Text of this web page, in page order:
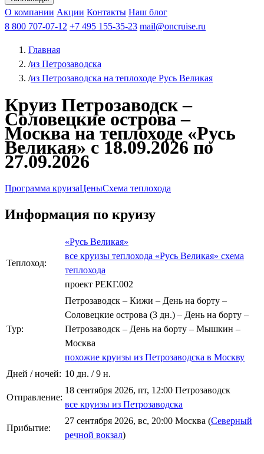
Чебоксарыиз Волгоградаиз Саратова Все города
КазаньВ Нижний НовгородВ ПермьВ Ростов-на-Дону
РыбинскНа СоловкиНа ВалаамПо ОкеПо Енисею
Афанасий Никитин Октябрьская революция
ФединАлександр СвешниковИван
МироновА.С.Попов
О компании Акции Контакты Наш блог
8 800 707-07-12 +7 495 155-35-23 mail@oncruise.ru
Главная
/из Петрозаводска
/из Петрозаводска на теплоходе Русь Великая
Круиз Петрозаводск –
Соловецкие острова –
Москва на теплоходе «Русь
Великая» с 18.09.2026 по
27.09.2026
Программа круизаЦеныСхема теплохода
Информация по круизу
Теплоход:
«Русь Великая»
все круизы теплохода «Русь Великая» схема
теплохода
проект РЕКГ.002
Тур:
Петрозаводск – Кижи – День на борту –
Соловецкие острова (3 дн.) – День на борту –
Петрозаводск – День на борту – Мышкин –
Москва
похожие круизы из Петрозаводска в Москву
Дней / ночей: 10 дн. / 9 н.
Отправление:
18 сентября 2026, пт, 12:00 Петрозаводск
все круизы из Петрозаводска
Прибытие:
27 сентября 2026, вс, 20:00 Москва (Северный
речной вокзал)